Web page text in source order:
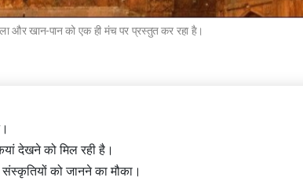
और खान-पान को एक ही मंच पर प्रस्तुत कर रहा है।
देखने को मिल रही है।
को जानने का मौका।
को दी श्रद्धांजलि